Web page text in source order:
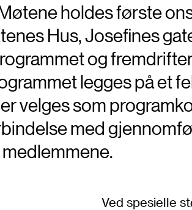
holdes første
Hus, Josefines
og
legges på et
velges som
med
Ved spesielle